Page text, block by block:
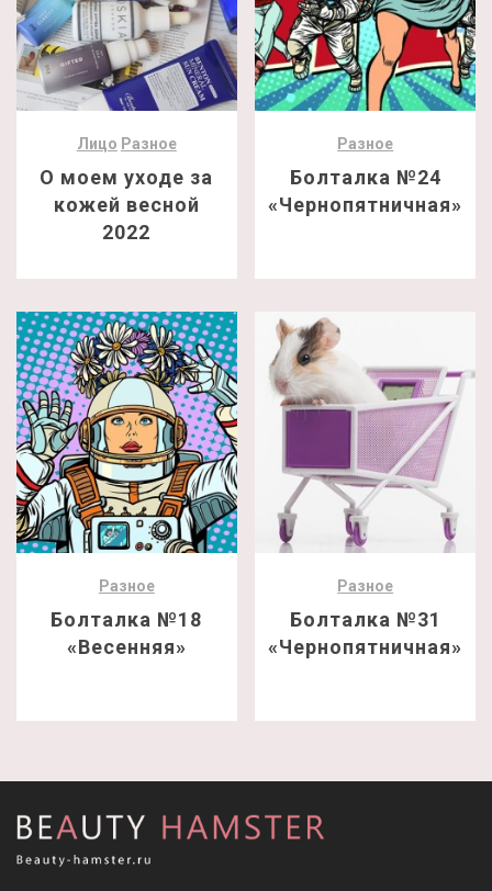
Лицо Разное
О моем уходе за
кожей весной
2022
Разное
Болталка №24
«Чернопятничная»
Разное
Болталка №18
«Весенняя»
Разное
Болталка №31
«Чернопятничная»